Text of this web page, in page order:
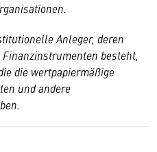
Anleger, deren
besteht,
die wertpapiermäßige
und andere